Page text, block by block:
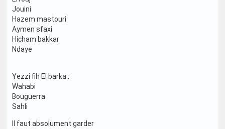
Jouini
Hazem mastouri
Aymen sfaxi
Hicham bakkar
Ndaye
Yezzi fih El barka :
Wahabi
Bouguerra
Sahli
Il faut absolument garder